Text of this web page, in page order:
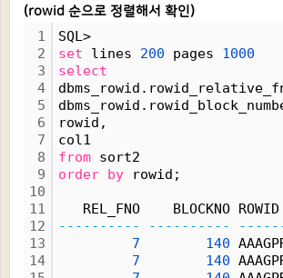
(rowid 순으로 정렬해서 확인)
1
2
3
4
5
6
7
8
9
10
11
12
13
14
SQL>
set lines 200 pages 1000
select
rowid,
col1
from sort2
order by rowid;
REL_FNO    BLOCKNO
----------
----------
7
140
7
140